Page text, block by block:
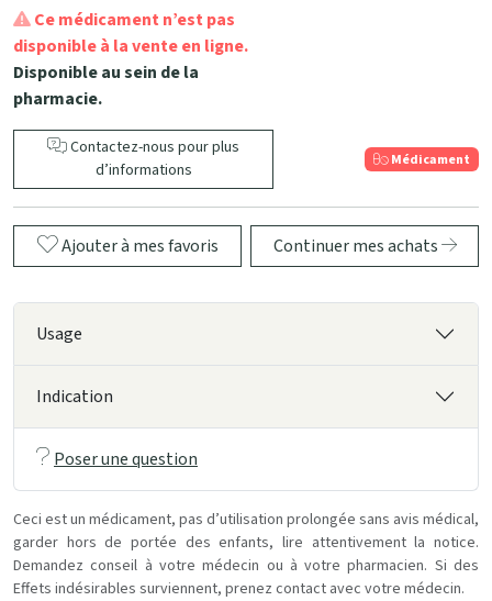
Ce médicament n’est pas
disponible à la vente en ligne.
Disponible au sein de la
pharmacie.
Contactez-nous pour plus
d’informations
Médicament
Ajouter à mes favoris Continuer mes achats
Usage
Indication
Poser une question
Ceci est un médicament, pas d’utilisation prolongée sans avis médical,
garder hors de portée des enfants, lire attentivement la notice.
Demandez conseil à votre médecin ou à votre pharmacien. Si des
Effets indésirables surviennent, prenez contact avec votre médecin.